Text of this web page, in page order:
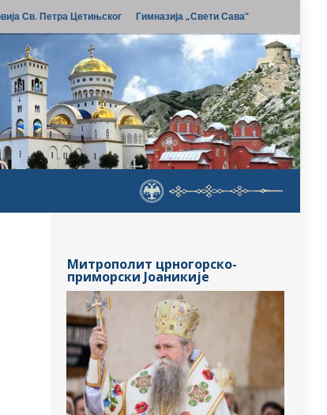
Св. Петра Цетињског Гимназија „Свети Сава“
Митрополит црногорско-
приморски Јоаникије